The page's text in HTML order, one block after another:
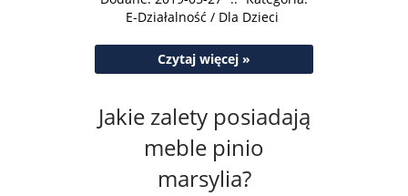
E-Działalność / Dla Dzieci
Czytaj więcej »
Jakie zalety posiadają
meble pinio
marsylia?